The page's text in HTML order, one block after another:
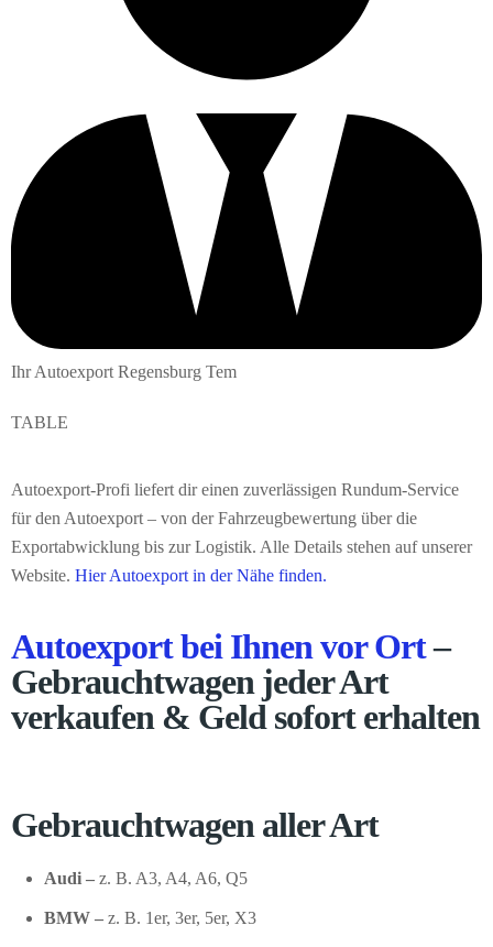
Ihr Autoexport Regensburg Tem
TABLE
Autoexport-Profi liefert dir einen zuverlässigen Rundum-Service
für den Autoexport – von der Fahrzeugbewertung über die
Exportabwicklung bis zur Logistik. Alle Details stehen auf unserer
Website. Hier Autoexport in der Nähe finden.
Autoexport bei Ihnen vor Ort–
Gebrauchtwagen jeder Art
verkaufen & Geld sofort erhalten
Gebrauchtwagen aller Art
Audi – z. B. A3, A4, A6, Q5
BMW – z. B. 1er, 3er, 5er, X3